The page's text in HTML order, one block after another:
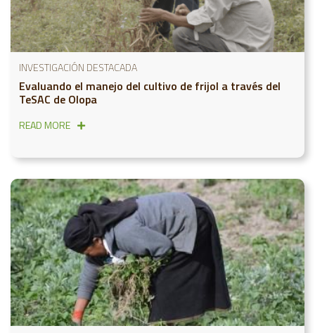
INVESTIGACIÓN DESTACADA
Evaluando el manejo del cultivo de frijol a través del
TeSAC de Olopa
READ MORE